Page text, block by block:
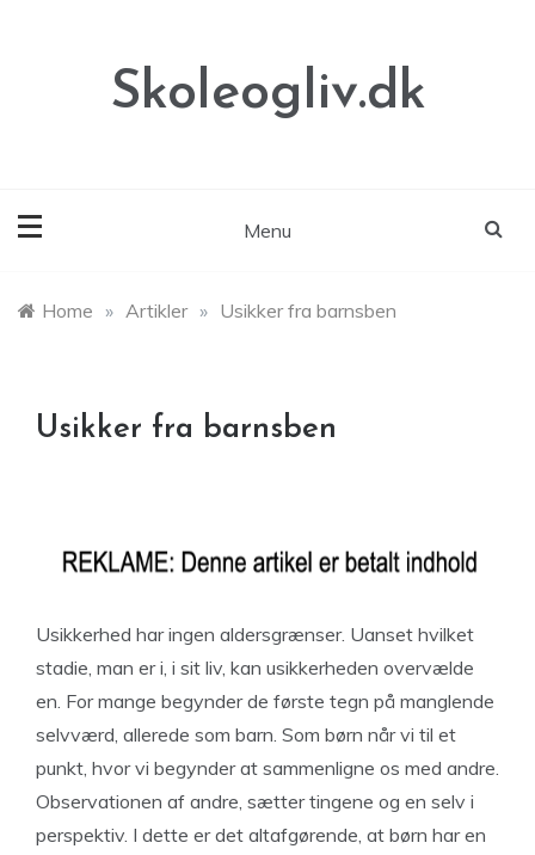
Skoleogliv.dk
Menu
Home » Artikler » Usikker fra barnsben
Usikker fra barnsben
Usikkerhed har ingen aldersgrænser. Uanset hvilket
stadie, man er i, i sit liv, kan usikkerheden overvælde
en. For mange begynder de første tegn på manglende
selvværd, allerede som barn. Som børn når vi til et
punkt, hvor vi begynder at sammenligne os med andre.
Observationen af andre, sætter tingene og en selv i
perspektiv. I dette er det altafgørende, at børn har en